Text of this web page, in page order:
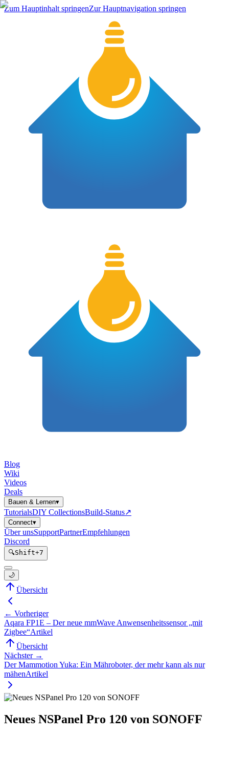
Zum Hauptinhalt springenZur Hauptnavigation springen
Blog
Wiki
Videos
Deals
Bauen & Lernen▾
TutorialsDIY CollectionsBuild-Status↗
Connect▾
Über unsSupportPartnerEmpfehlungen
Discord
🔍Shift+7
🌙
Übersicht
← Vorheriger
Aqara FP1E – Der neue mmWave Anwensenheitssensor „mit
Zigbee“Artikel
Übersicht
Nächster →
Der Mammotion Yuka: Ein Mähroboter, der mehr kann als nur
mähenArtikel
Neues NSPanel Pro 120 von SONOFF